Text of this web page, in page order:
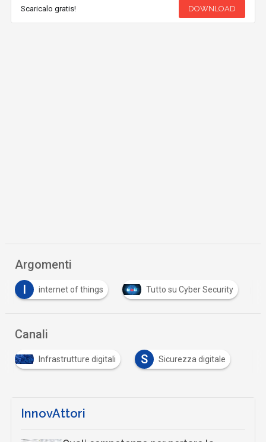
Scaricalo gratis! DOWNLOAD
Argomenti
I
internet of things Tutto su Cyber Security
Canali
Infrastrutture digitali S Sicurezza digitale
InnovAttori